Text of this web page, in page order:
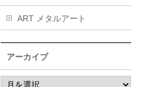
ART メタルアート
アーカイブ